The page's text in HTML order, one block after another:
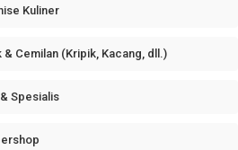
Kuliner
Cemilan (Kripik, Kacang, dll.)
Spesialis